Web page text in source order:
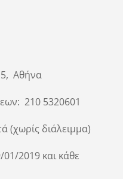
Αθήνα
210 5320601
(χωρίς διάλειμμα)
2019 και κάθε